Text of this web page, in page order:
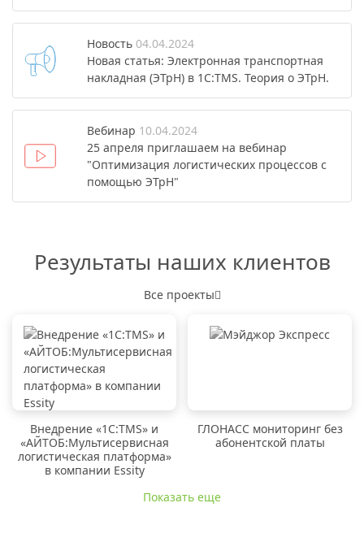
Новость 04.04.2024
Новая статья: Электронная транспортная
накладная (ЭТрН) в 1С:TMS. Теория о ЭТрН.
Вебинар 10.04.2024
25 апреля приглашаем на вебинар
"Оптимизация логистических процессов с
помощью ЭТрН"
Результаты наших клиентов
Все проекты
Внедрение «1C:TMS» и
«АЙТОБ:Мультисервисная
логистическая платформа»
в компании Essity
ГЛОНАСС мониторинг без
абонентской платы
Показать еще